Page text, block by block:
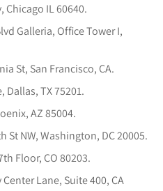
Chicago IL 60640.
Galleria, Office Tower I,
St, San Francisco, CA.
Dallas, TX 75201.
AZ 85004.
St NW, Washington, DC 20005.
Floor, CO 80203.
Lane, Suite 400, CA